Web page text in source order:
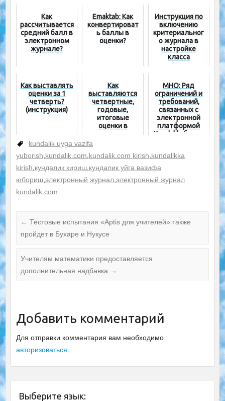
Как
рассчитывается
средний балл в
электронном
журнале?
Emaktab: Как
конвертироват
ь баллы в
оценки?
Инструкция по
включению
критериальног
о журнала в
настройке
класса
Как выставлять
оценки за 1
четверть?
(инструкция)
Как
выставляются
четвертные,
годовые,
итоговые
оценки в
МНО: Ряд
ограничений и
требований,
связанных с
электронной
платформой
Kundalik, будут
онлайн
kundalik uyga vazifa
yuborish,kundalik.com,kundalik.com kirish,kundalikka
kirish,кундалик кириш,кундалик уйга вазифа
юбориш,электронный журнал,электронный журнал
kundalik.com
← Тестовые испытания «Aptis для учителей» также
пройдет в Бухаре и Нукусе
Учителям математики предоставляется
дополнительная надбавка →
Добавить комментарий
Для отправки комментария вам необходимо
авторизоваться.
Выберите язык: